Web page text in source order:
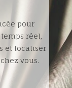
pour
réel,
et localiser
vous.